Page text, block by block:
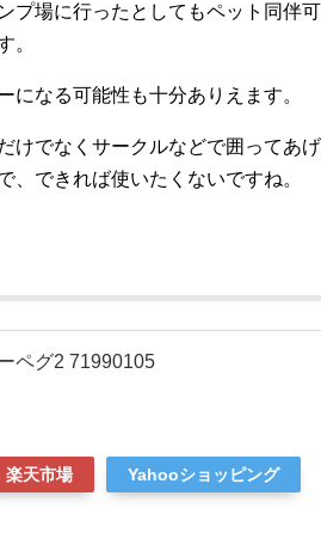
プ場に行ったとしてもペット同伴
。
になる可能性も十分ありえます。
けでなくサークルなどで囲ってあ
できれば使いたくないですね。
ペグ2 71990105
楽天市場 Yahooショッピング